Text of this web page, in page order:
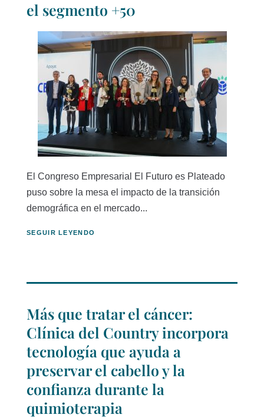
el segmento +50
El Congreso Empresarial El Futuro es Plateado
puso sobre la mesa el impacto de la transición
demográfica en el mercado...
SEGUIR LEYENDO
Más que tratar el cáncer:
Clínica del Country incorpora
tecnología que ayuda a
preservar el cabello y la
confianza durante la
quimioterapia